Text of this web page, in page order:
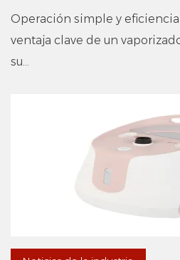
Operación simple y eficiencia
ventaja clave de un
su...